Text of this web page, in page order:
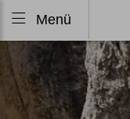
Menü